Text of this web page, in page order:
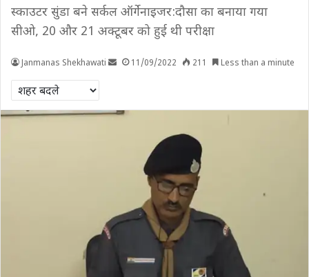
स्काउटर सुंडा बने सर्कल ऑर्गेनाइजर:दौसा का बनाया गया
सीओ, 20 और 21 अक्टूबर को हुई थी परीक्षा
Janmanas Shekhawati 11/09/2022 211 Less than a minute